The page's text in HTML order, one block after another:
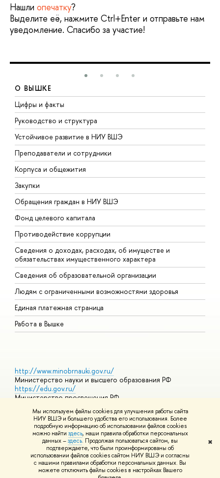
Мы используем файлы cookies для улучшения работы сайта
НИУ ВШЭ и большего удобства его использования. Более
подробную информацию об использовании файлов cookies
можно найти здесь, наши правила обработки персональных
данных –здесь. Продолжая пользоваться сайтом, вы
подтверждаете, что были проинформированы об
использовании файлов cookies сайтом НИУ ВШЭ и согласны
с нашими правилами обработки персональных данных. Вы
можете отключить файлы cookies в настройках Вашего
✖
Нашли опечатку?
Выделите её, нажмите Ctrl+Enter и отправьте нам
уведомление. Спасибо за участие!
О ВЫШКЕ
Цифры и факты
Руководство и структура
Устойчивое развитие в НИУ ВШЭ
Преподаватели и сотрудники
Корпуса и общежития
Закупки
Обращения граждан в НИУ ВШЭ
Фонд целевого капитала
Противодействие коррупции
Сведения о доходах, расходах, об имуществе и
обязательствах имущественного характера
Сведения об образовательной организации
Людям с ограниченными возможностями здоровья
Единая платежная страница
Работа в Вышке
http://www.minobrnauki.gov.ru/
Министерство науки и высшего образования РФ
https://edu.gov.ru/
Министерство просвещения РФ
Массовые открытые онлайн-курсы
© НИУ ВШЭ 1993–2026 Адреса и контактыУсловия
использования материалов Политика конфиденциальности
Шрифты HSE Sans и HSE Slab разработаны вШколе дизайна НИУ